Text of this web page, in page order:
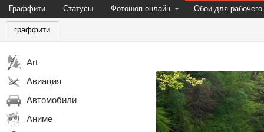
Граффити Статусы Фотошоп онлайн Обои для рабочего
граффити
Art
Авиация
Автомобили
Аниме